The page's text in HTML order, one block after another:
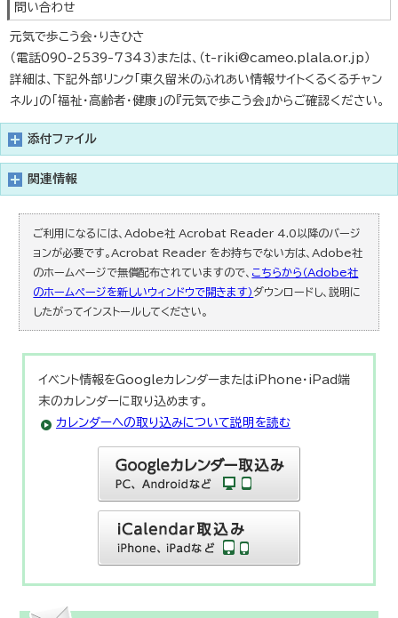
問い合わせ
元気で歩こう会・りきひさ
（電話090-2539-7343）または、（t-riki@cameo.plala.or.jp）
詳細は、下記外部リンク「東久留米のふれあい情報サイトくるくるチャン
ネル」の「福祉・高齢者・健康」の『元気で歩こう会』からご確認ください。
添付ファイル
関連情報
ご利用になるには、Adobe社 Acrobat Reader 4.0以降のバージ
ョンが必要です。Acrobat Reader をお持ちでない方は、Adobe社
のホームページで無償配布されていますので、 こちらから（Adobe社
のホームページを新しいウィンドウで開きます）ダウンロードし、説明に
したがってインストールしてください。
イベント情報をGoogleカレンダーまたはiPhone・iPad端
末のカレンダーに取り込めます。
カレンダーへの取り込みについて説明を読む